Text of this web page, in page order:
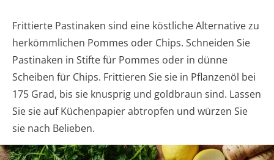
Frittierte Pastinaken sind eine köstliche Alternative zu
herkömmlichen Pommes oder Chips. Schneiden Sie
Pastinaken in Stifte für Pommes oder in dünne
Scheiben für Chips. Frittieren Sie sie in Pflanzenöl bei
175 Grad, bis sie knusprig und goldbraun sind. Lassen
Sie sie auf Küchenpapier abtropfen und würzen Sie
sie nach Belieben.